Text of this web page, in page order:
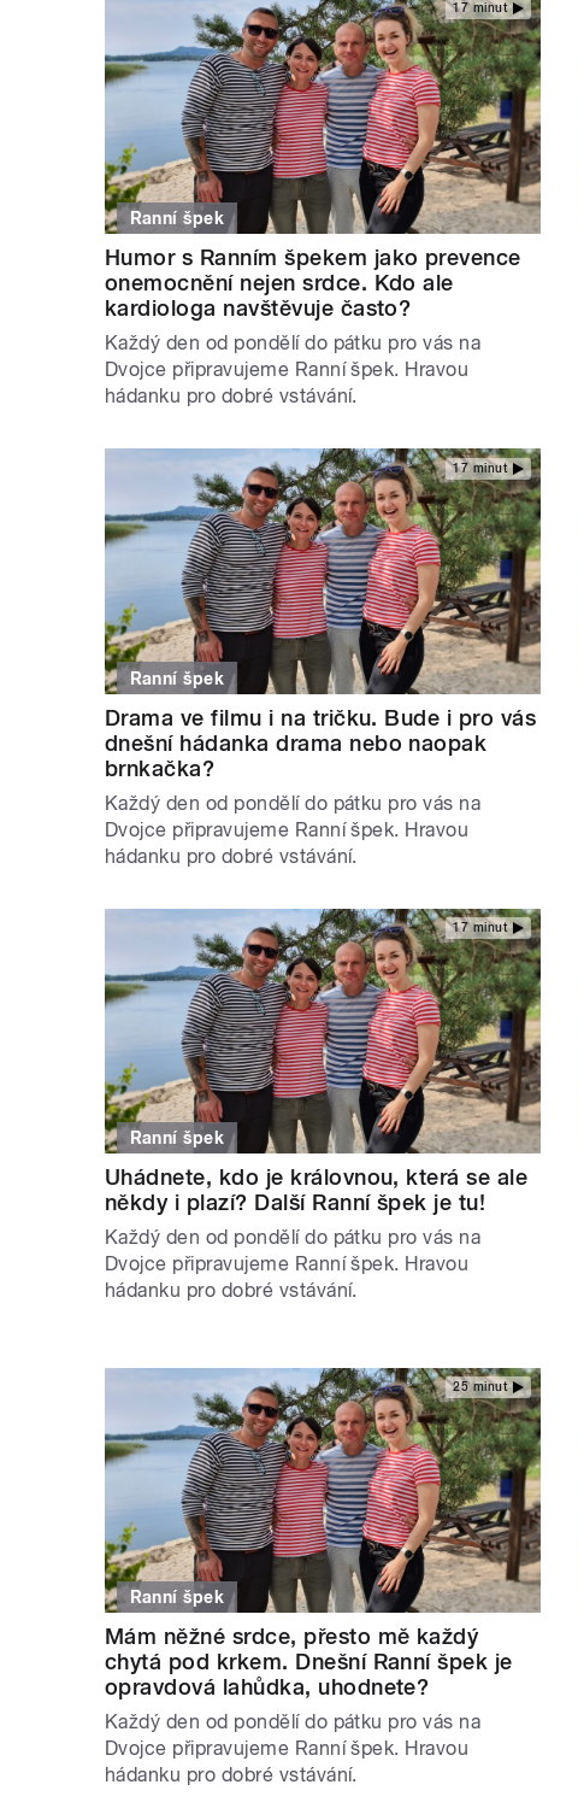
17 minut
Ranní špek
Humor s Ranním špekem jako prevence
onemocnění nejen srdce. Kdo ale
kardiologa navštěvuje často?
Každý den od pondělí do pátku pro vás na
Dvojce připravujeme Ranní špek. Hravou
hádanku pro dobré vstávání.
17 minut
Ranní špek
Drama ve filmu i na tričku. Bude i pro vás
dnešní hádanka drama nebo naopak
brnkačka?
Každý den od pondělí do pátku pro vás na
Dvojce připravujeme Ranní špek. Hravou
hádanku pro dobré vstávání.
17 minut
Ranní špek
Uhádnete, kdo je královnou, která se ale
někdy i plazí? Další Ranní špek je tu!
Každý den od pondělí do pátku pro vás na
Dvojce připravujeme Ranní špek. Hravou
hádanku pro dobré vstávání.
25 minut
Ranní špek
Mám něžné srdce, přesto mě každý
chytá pod krkem. Dnešní Ranní špek je
opravdová lahůdka, uhodnete?
Každý den od pondělí do pátku pro vás na
Dvojce připravujeme Ranní špek. Hravou
hádanku pro dobré vstávání.